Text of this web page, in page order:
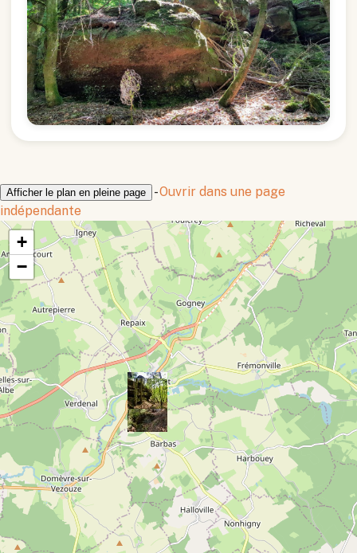
Afficher le plan en pleine page -Ouvrir dans une page
indépendante